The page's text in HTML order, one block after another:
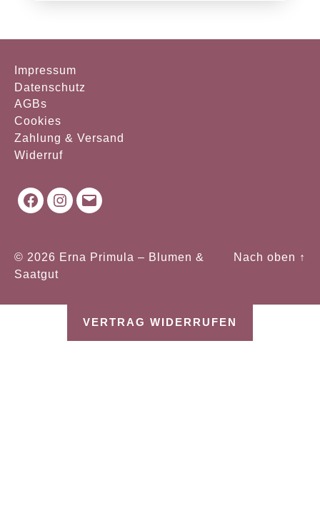
Impressum
Datenschutz
AGBs
Cookies
Zahlung & Versand
Widerruf
Facebook
Instagram
Mail
© 2026 Erna Primula – Blumen &
Saatgut
Nach oben ↑
VERTRAG WIDERRUFEN